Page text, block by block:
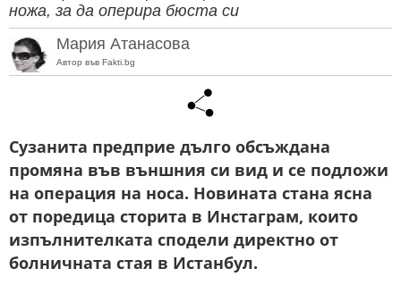
ножа, за да оперира бюста си
Мария Атанасова
Автор във Fakti.bg
Сузанита предприе дълго обсъждана
промяна във външния си вид и се подложи
на операция на носа. Новината стана ясна
от поредица сторита в Инстаграм, които
изпълнителката сподели директно от
болничната стая в Истанбул.